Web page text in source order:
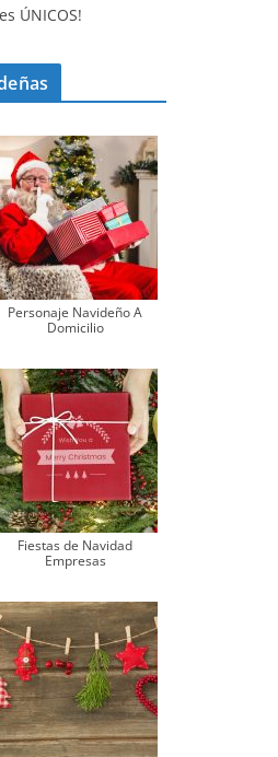
ÚNICOS!
Personaje Navideño A
Domicilio
Fiestas de Navidad
Empresas